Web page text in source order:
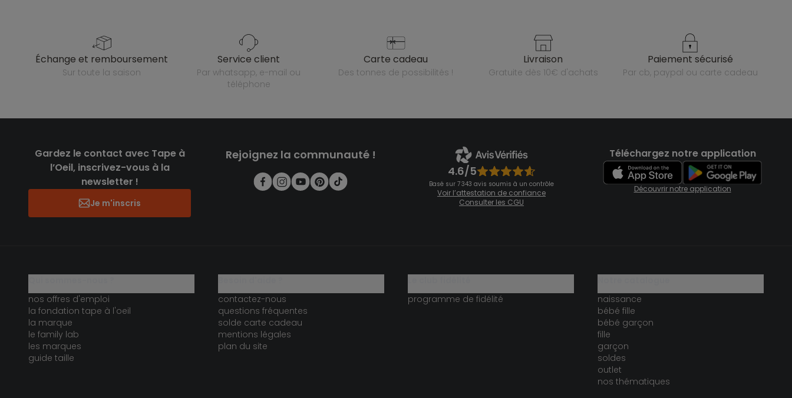
échange et remboursement
sur toute la saison
service client
par whatsapp, e-mail ou
téléphone
carte cadeau
des tonnes de possibilités !
livraison
gratuite dès 10€ d'achats
paiement sécurisé
par cb, paypal ou carte cadeau
Gardez le contact avec Tape à
l’Oeil, inscrivez-vous à la
newsletter !
Je m'inscris
Rejoignez la communauté !
4.6/5
Basé sur 7 343 avis soumis à un contrôle
Voir l’attestation de confiance
Consulter les CGU
Téléchargez notre application
Découvrir notre application
nos offres d'emploi
la fondation tape à l'oeil
la marque
le family lab
les marques
guide taille
contactez-nous
questions fréquentes
solde carte cadeau
mentions légales
plan du site
programme de fidélité
naissance
bébé fille
bébé garçon
fille
garçon
soldes
outlet
nos thématiques